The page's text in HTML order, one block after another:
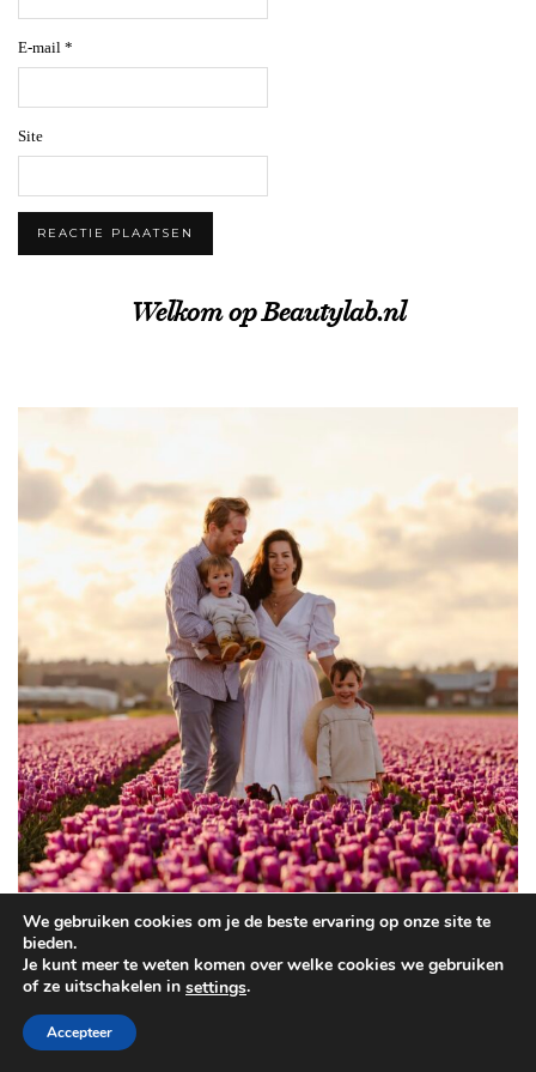
E-mail *
Site
Welkom op Beautylab.nl
Mijn naam is Serena Verbon. Ik woon in Houten, vlakbij Utrecht, samen met
begon als een passie voor beauty, groeide uit tot een blog waar ik alles deel
wat mij blij maakt: make-up en skincare, recepten, interieur inspiratie en
We gebruiken cookies om je de beste ervaring op onze site te
bieden.
Je kunt meer te weten komen over welke cookies we gebruiken
of ze uitschakelen in settings.
Accepteer